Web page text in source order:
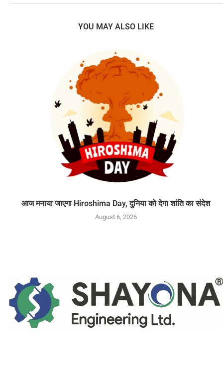
YOU MAY ALSO LIKE
आज मनाया जाएगा Hiroshima Day, दुनिया को देगा शांति का संदेश
August 6, 2026